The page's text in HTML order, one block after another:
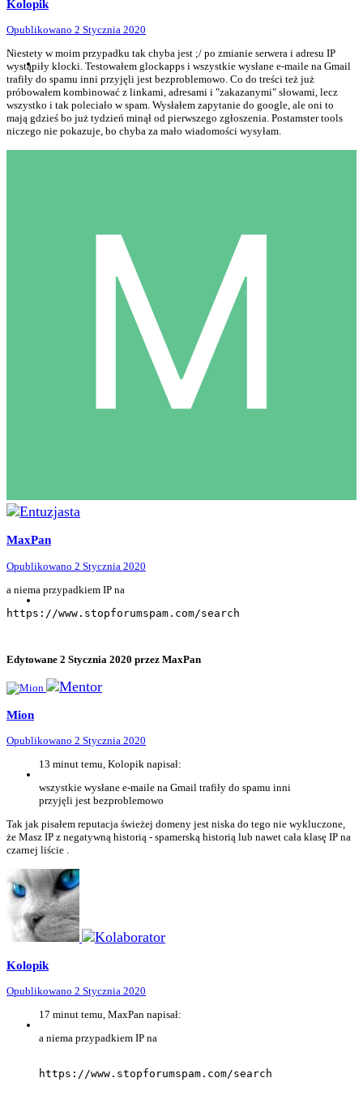
Kolopik
Opublikowano 2 Stycznia 2020
Niestety w moim przypadku tak chyba jest ;/ po zmianie serwera i adresu IP
wystąpiły klocki. Testowałem glockapps i wszystkie wysłane e-maile na Gmail
trafiły do spamu inni przyjęli jest bezproblemowo. Co do treści też już
próbowałem kombinować z linkami, adresami i "zakazanymi" słowami, lecz
wszystko i tak poleciało w spam. Wysłałem zapytanie do google, ale oni to
mają gdzieś bo już tydzień minął od pierwszego zgłoszenia. Postamster tools
niczego nie pokazuje, bo chyba za mało wiadomości wysyłam.
MaxPan
Opublikowano 2 Stycznia 2020
a niema przypadkiem IP na
https://www.stopforumspam.com/search
Edytowane 2 Stycznia 2020 przez MaxPan
Mion
Opublikowano 2 Stycznia 2020
13 minut temu, Kolopik napisał:
wszystkie wysłane e-maile na Gmail trafiły do spamu inni
przyjęli jest bezproblemowo
Tak jak pisałem reputacja świeżej domeny jest niska do tego nie wykluczone,
że Masz IP z negatywną historią - spamerską historią lub nawet cała klasę IP na
czarnej liście .
Kolopik
Opublikowano 2 Stycznia 2020
17 minut temu, MaxPan napisał:
a niema przypadkiem IP na
https://www.stopforumspam.com/search